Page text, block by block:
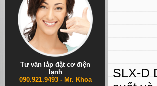
Tư vấn lắp đặt cơ điện
lạnh
090.921.9493 - Mr. Khoa
SLX-D